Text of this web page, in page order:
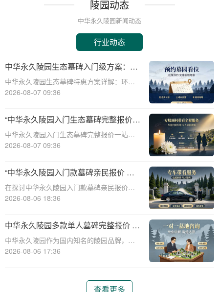
陵园动态
中华永久陵园新闻动态
行业动态
中华永久陵园生态墓碑入门级方案：完
整报价与一站式服务打包特惠解析
中华永久陵园生态墓碑特惠方案详解：环
保、经济、个性化选择☎ 中华永久陵园电
提升，选择一个环保且经济的陵园及墓碑成
为许多家庭的考虑。中华永久陵园，作
2026-08-07 09:36
“中华永久陵园入门生态墓碑完整报价
一站式服务打包特惠详解”
中华永久陵园入门生态墓碑完整报价一站式
服务打包特惠详解☎ 中华永久陵园电话:400-
之一，一直致力于提供高品质、个性化的墓
碑服务。生态墓碑作为一种环保、
2026-08-07 09:36
“中华永久陵园入门款墓碑亲民报价 一
次性付清享折上折：超值优惠与便捷选
择的完美结合”
在探讨中华永久陵园入门款墓碑亲民报价这
一主题时，我们首先需要理解墓碑选择的重
对逝者的纪念，也是对生者情感的寄托。因
此，选择一款既符合预算又具有纪念意义的
墓碑显得尤
2026-08-06 18:36
中华永久陵园多款单人墓碑完整报价 淡
季下单直降数千元详解
中华永久陵园作为国内知名的陵园品牌，提
供多种单人墓碑选择，满足不同客户的需
元的优惠政策，帮助消费者做出明智的选
2026-08-06 17:36
查看更多